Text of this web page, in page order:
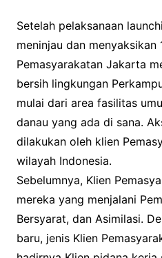
Setelah pelaksanaan
meninjau dan menyaksikan
Pemasyarakatan Jakarta
bersih lingkungan
mulai dari area fasilitas
danau yang ada di sana.
dilakukan oleh klien
wilayah Indonesia.
Sebelumnya, Klien
mereka yang menjalani
Bersyarat, dan Asimilasi.
baru, jenis Klien